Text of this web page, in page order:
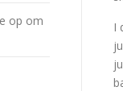
I
op om